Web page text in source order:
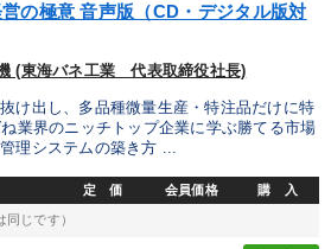
営の極意 音声版（CD・デジタル版対
(東海バネ工業 代表取締役社長)
け出し、多品種微量生産・特注品だけに特
業界のニッチトップ企業に学ぶ勝てる市場
理システムの築き方 ...
定 価 会員価格 購 入
同じです）